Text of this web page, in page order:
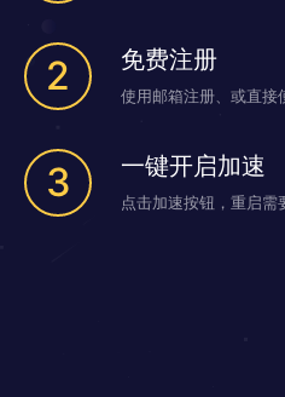
2 免费注册
使用邮箱注册、或直接
3 一键开启加速
点击加速按钮，重启需